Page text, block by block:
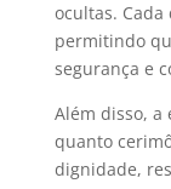
ocultas.
permitindo
segurança e
Além disso,
quanto
dignidade,